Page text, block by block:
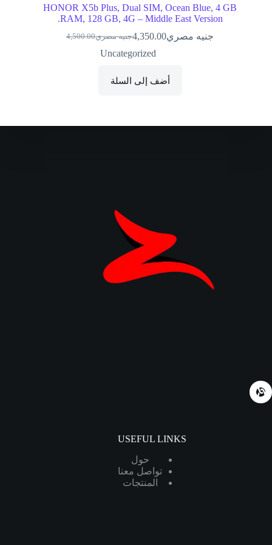
HONOR X5b Plus, Dual SIM, Ocean Blue, 4 GB
RAM, 128 GB, 4G – Middle East Version.
جنيه مصري4,500.00
السعر
الأصلي
EGP4,500.00.
جنيه مصري4,350.00السعر
الحالي
EGP4,350.00.
Uncategorized
أضف إلى السلة
USEFUL LINKS
حول
تواصل معنا
المنتجات